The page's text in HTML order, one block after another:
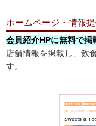
ホームページ・情報
会員紹介HPに無料で掲
店舗情報を掲載し、飲
す。